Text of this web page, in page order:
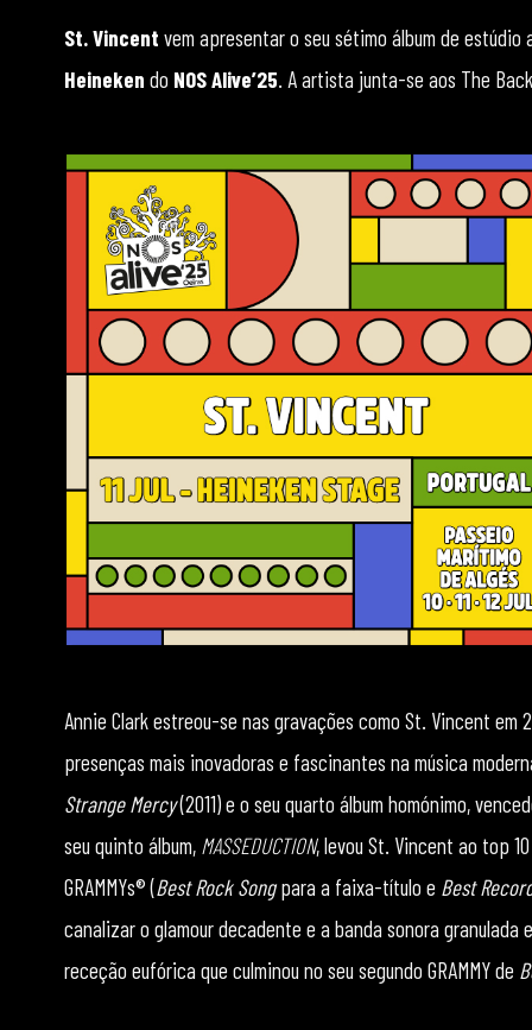
St. Vincent vem apresentar o seu sétimo álbum de estúdio
Heineken do NOS Alive’25. A artista junta-se aos The
Annie Clark estreou-se nas gravações como St. Vincent em
presenças mais inovadoras e fascinantes na música
Strange Mercy(2011) e o seu quarto álbum homónimo,
seu quinto álbum, MASSEDUCTION, levou St. Vincent ao top
GRAMMYs® (Best Rock Songpara a faixa-título e Best
canalizar o glamour decadente e a banda sonora granulada
receção eufórica que culminou no seu segundo GRAMMY de